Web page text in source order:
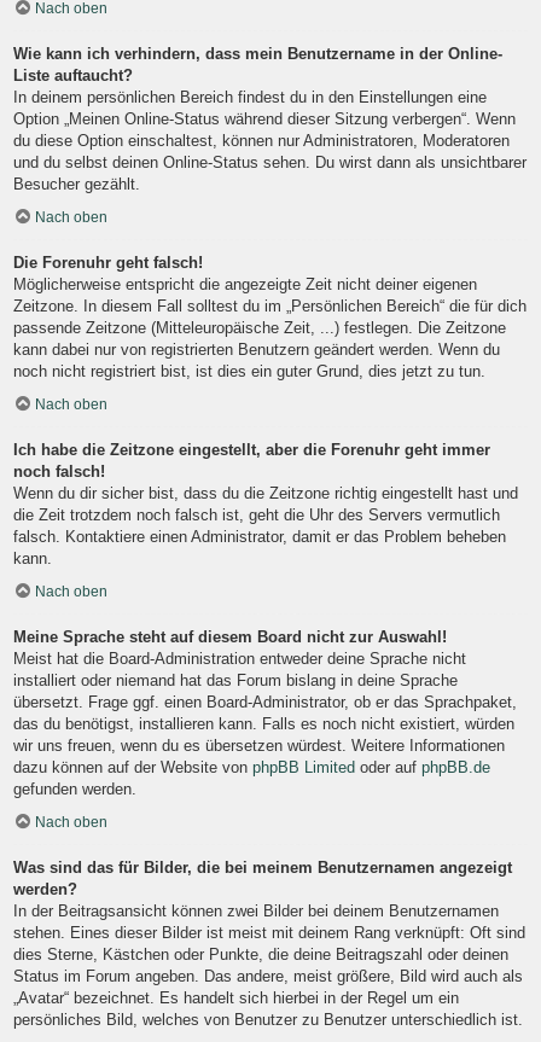
Nach oben
Wie kann ich verhindern, dass mein Benutzername in der Online-
Liste auftaucht?
In deinem persönlichen Bereich findest du in den Einstellungen eine
Option „Meinen Online-Status während dieser Sitzung verbergen“. Wenn
du diese Option einschaltest, können nur Administratoren, Moderatoren
und du selbst deinen Online-Status sehen. Du wirst dann als unsichtbarer
Besucher gezählt.
Nach oben
Die Forenuhr geht falsch!
Möglicherweise entspricht die angezeigte Zeit nicht deiner eigenen
Zeitzone. In diesem Fall solltest du im „Persönlichen Bereich“ die für dich
passende Zeitzone (Mitteleuropäische Zeit, ...) festlegen. Die Zeitzone
kann dabei nur von registrierten Benutzern geändert werden. Wenn du
noch nicht registriert bist, ist dies ein guter Grund, dies jetzt zu tun.
Nach oben
Ich habe die Zeitzone eingestellt, aber die Forenuhr geht immer
noch falsch!
Wenn du dir sicher bist, dass du die Zeitzone richtig eingestellt hast und
die Zeit trotzdem noch falsch ist, geht die Uhr des Servers vermutlich
falsch. Kontaktiere einen Administrator, damit er das Problem beheben
kann.
Nach oben
Meine Sprache steht auf diesem Board nicht zur Auswahl!
Meist hat die Board-Administration entweder deine Sprache nicht
installiert oder niemand hat das Forum bislang in deine Sprache
übersetzt. Frage ggf. einen Board-Administrator, ob er das Sprachpaket,
das du benötigst, installieren kann. Falls es noch nicht existiert, würden
wir uns freuen, wenn du es übersetzen würdest. Weitere Informationen
dazu können auf der Website von phpBB Limited oder auf phpBB.de
gefunden werden.
Nach oben
Was sind das für Bilder, die bei meinem Benutzernamen angezeigt
werden?
In der Beitragsansicht können zwei Bilder bei deinem Benutzernamen
stehen. Eines dieser Bilder ist meist mit deinem Rang verknüpft: Oft sind
dies Sterne, Kästchen oder Punkte, die deine Beitragszahl oder deinen
Status im Forum angeben. Das andere, meist größere, Bild wird auch als
„Avatar“ bezeichnet. Es handelt sich hierbei in der Regel um ein
persönliches Bild, welches von Benutzer zu Benutzer unterschiedlich ist.